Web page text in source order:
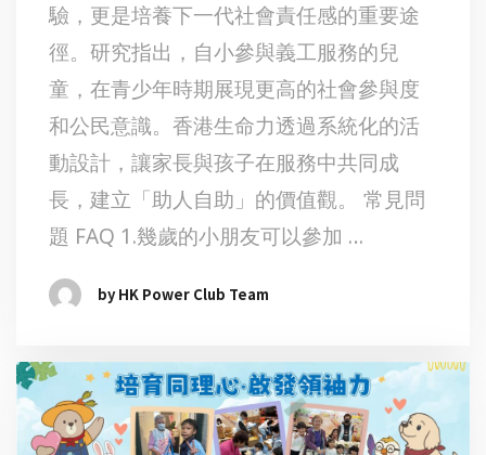
驗，更是培養下一代社會責任感的重要途
徑。研究指出，自小參與義工服務的兒
童，在青少年時期展現更高的社會參與度
和公民意識。香港生命力透過系統化的活
動設計，讓家長與孩子在服務中共同成
長，建立「助人自助」的價值觀。 常見問
題 FAQ 1.幾歲的小朋友可以參加 …
by HK Power Club Team